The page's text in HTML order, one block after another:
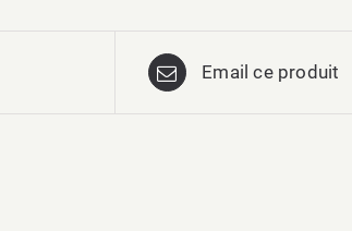
Email ce produit